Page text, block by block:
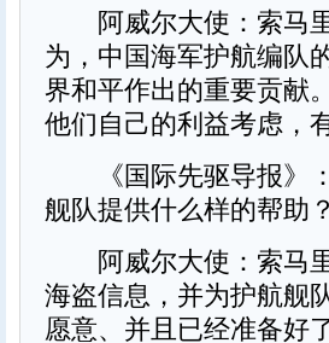
阿威尔大使：索马里
为，中国海军护航编队
界和平作出的重要贡献
他们自己的利益考虑，
《国际先驱导报》：
舰队提供什么样的帮助？
阿威尔大使：索马里
海盗信息，并为护航舰
愿意、并且已经准备好